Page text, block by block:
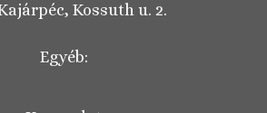
Kossuth u. 2.
Egyéb: